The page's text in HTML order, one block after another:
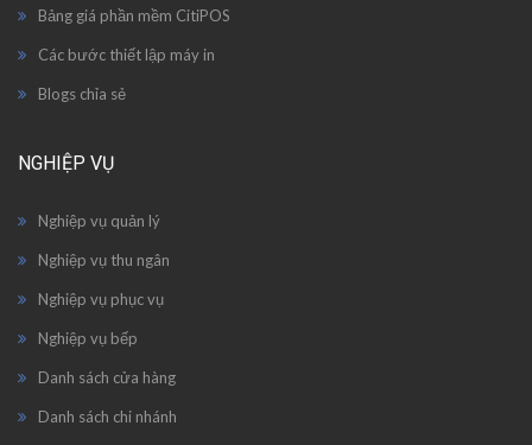
Bảng giá phần mềm CitiPOS
Các bước thiết lập máy in
Blogs chỉa sẻ
NGHIỆP VỤ
Nghiệp vụ quản lý
Nghiệp vụ thu ngân
Nghiệp vụ phục vụ
Nghiệp vụ bếp
Danh sách cửa hàng
Danh sách chi nhánh